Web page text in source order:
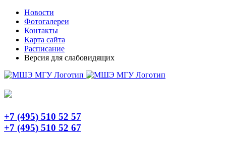
Skip
content
TelegramНовости
Фотогалереи
Контакты
Карта сайта
Расписание
Версия для слабовидящих
+7 (495) 510 52 57
+7 (495) 510 52 67